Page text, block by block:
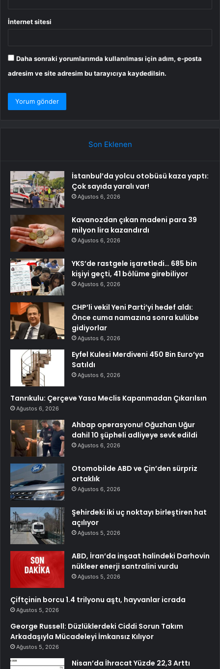
İnternet sitesi
Daha sonraki yorumlarımda kullanılması için adım, e-posta
adresim ve site adresim bu tarayıcıya kaydedilsin.
Son Eklenen
İstanbul’da yolcu otobüsü kaza yaptı:
Çok sayıda yaralı var!
Ağustos 6, 2026
Kavanozdan çıkan madeni para 39
milyon lira kazandırdı
Ağustos 6, 2026
YKS’de rastgele işaretledi… 685 bin
kişiyi geçti, 41 bölüme girebiliyor
Ağustos 6, 2026
CHP’li vekil Yeni Parti’yi hedef aldı:
Önce cuma namazına sonra kulübe
gidiyorlar
Ağustos 6, 2026
Eyfel Kulesi Merdiveni 450 Bin Euro’ya
Satıldı
Ağustos 6, 2026
Tanrıkulu: Çerçeve Yasa Meclis Kapanmadan Çıkarılsın
Ağustos 6, 2026
Ahbap operasyonu! Oğuzhan Uğur
dahil 10 şüpheli adliyeye sevk edildi
Ağustos 6, 2026
Otomobilde ABD ve Çin’den sürpriz
ortaklık
Ağustos 6, 2026
Şehirdeki iki uç noktayı birleştiren hat
açılıyor
Ağustos 5, 2026
ABD, İran’da inşaat halindeki Darhovin
nükleer enerji santralini vurdu
Ağustos 5, 2026
Çiftçinin borcu 1.4 trilyonu aştı, hayvanlar icrada
Ağustos 5, 2026
George Russell: Düzlüklerdeki Ciddi Sorun Takım
Arkadaşıyla Mücadeleyi İmkansız Kılıyor
Ağustos 5, 2026
Nisan’da İhracat Yüzde 22,3 Arttı